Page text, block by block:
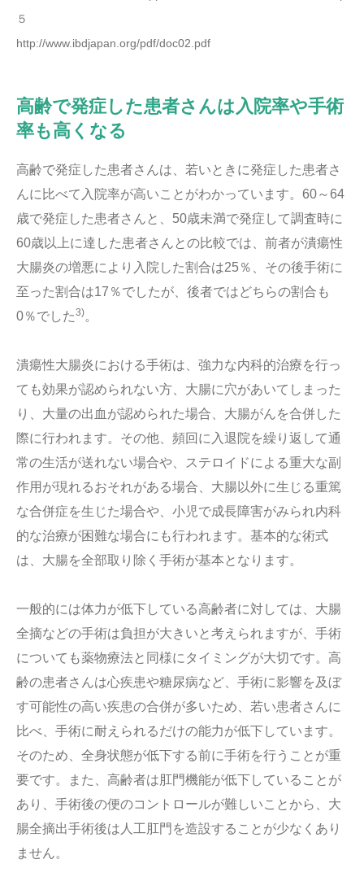
５
http://www.ibdjapan.org/pdf/doc02.pdf
高齢で発症した患者さんは入院率や手術
率も高くなる
高齢で発症した患者さんは、若いときに発症した患者さ
んに比べて入院率が高いことがわかっています。60～64
歳で発症した患者さんと、50歳未満で発症して調査時に
60歳以上に達した患者さんとの比較では、前者が潰瘍性
大腸炎の増悪により入院した割合は25％、その後手術に
至った割合は17％でしたが、後者ではどちらの割合も
0％でした3)。
潰瘍性大腸炎における手術は、強力な内科的治療を行っ
ても効果が認められない方、大腸に穴があいてしまった
り、大量の出血が認められた場合、大腸がんを合併した
際に行われます。その他、頻回に入退院を繰り返して通
常の生活が送れない場合や、ステロイドによる重大な副
作用が現れるおそれがある場合、大腸以外に生じる重篤
な合併症を生じた場合や、小児で成長障害がみられ内科
的な治療が困難な場合にも行われます。基本的な術式
は、大腸を全部取り除く手術が基本となります。
一般的には体力が低下している高齢者に対しては、大腸
全摘などの手術は負担が大きいと考えられますが、手術
についても薬物療法と同様にタイミングが大切です。高
齢の患者さんは心疾患や糖尿病など、手術に影響を及ぼ
す可能性の高い疾患の合併が多いため、若い患者さんに
比べ、手術に耐えられるだけの能力が低下しています。
そのため、全身状態が低下する前に手術を行うことが重
要です。また、高齢者は肛門機能が低下していることが
あり、手術後の便のコントロールが難しいことから、大
腸全摘出手術後は人工肛門を造設することが少なくあり
ません。